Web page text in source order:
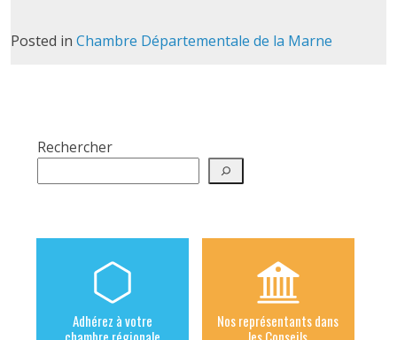
Posted in Chambre Départementale de la Marne
Rechercher
Adhérez à votre
chambre régionale
Nos représentants dans
les Conseils